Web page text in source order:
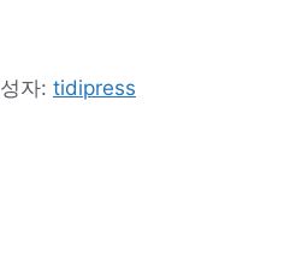
자: tidipress